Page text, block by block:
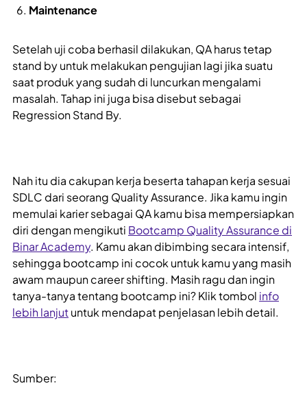
Maintenance
Setelah uji coba berhasil dilakukan, QA harus tetap
stand by untuk melakukan pengujian lagi jika suatu
saat produk yang sudah di luncurkan mengalami
masalah. Tahap ini juga bisa disebut sebagai
Regression Stand By.
Nah itu dia cakupan kerja beserta tahapan kerja sesuai
SDLC dari seorang Quality Assurance. Jika kamu ingin
memulai karier sebagai QA kamu bisa mempersiapkan
diri dengan mengikuti Bootcamp Quality Assurance di
Binar Academy. Kamu akan dibimbing secara intensif,
sehingga bootcamp ini cocok untuk kamu yang masih
awam maupun career shifting. Masih ragu dan ingin
tanya-tanya tentang bootcamp ini? Klik tombol info
lebih lanjutuntuk mendapat penjelasan lebih detail.
Sumber: